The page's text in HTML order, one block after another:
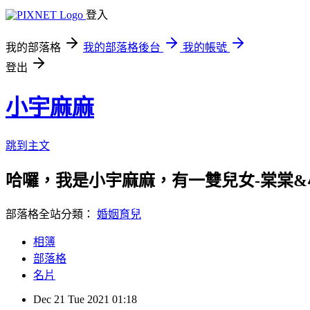
登入
我的部落格 我的部落格後台
我的帳號
登出
小宇麻麻
跳到主文
哈囉，我是小宇麻麻，有一雙兒女-棠棠
部落格全站分類： 婚姻育兒
相簿
部落格
名片
Dec 21 Tue 2021 01:18